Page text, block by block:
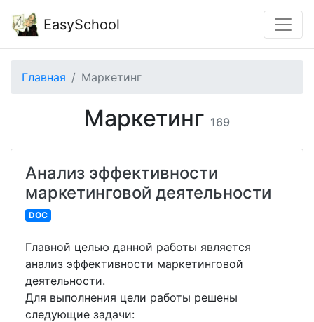
EasySchool
Главная Маркетинг
Маркетинг 169
Анализ эффективности
маркетинговой деятельности
DOC
Главной целью данной работы является
анализ эффективности маркетинговой
деятельности.
Для выполнения цели работы решены
следующие задачи: